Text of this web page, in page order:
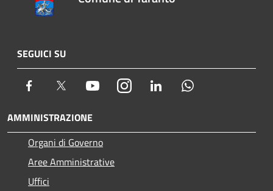
SEGUICI SU
Facebook Twitter YoutubeInstagram LinkedIn
AMMINISTRAZIONE
Organi di Governo
Aree Amministrative
Uffici